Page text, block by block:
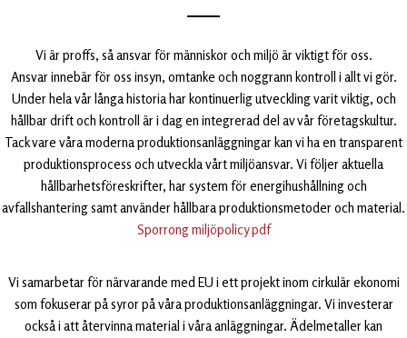
Vi är proffs, så ansvar för människor och miljö är viktigt för oss.
Ansvar innebär för oss insyn, omtanke och noggrann kontroll i allt vi gör.
Under hela vår långa historia har kontinuerlig utveckling varit viktig, och
hållbar drift och kontroll är i dag en integrerad del av vår företagskultur.
Tack vare våra moderna produktionsanläggningar kan vi ha en transparent
produktionsprocess och utveckla vårt miljöansvar. Vi följer aktuella
hållbarhetsföreskrifter, har system för energihushållning och
avfallshantering samt använder hållbara produktionsmetoder och material.
Sporrong miljöpolicy pdf
Vi samarbetar för närvarande med EU i ett projekt inom cirkulär ekonomi
som fokuserar på syror på våra produktionsanläggningar. Vi investerar
också i att återvinna material i våra anläggningar. Ädelmetaller kan